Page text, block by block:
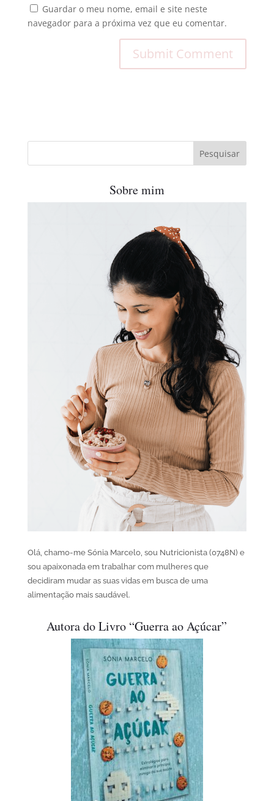
Guardar o meu nome, email e site neste
navegador para a próxima vez que eu comentar.
Sobre mim
Olá, chamo-me Sónia Marcelo, sou Nutricionista (0748N) e
sou apaixonada em trabalhar com mulheres que
decidiram mudar as suas vidas em busca de uma
alimentação mais saudável.
Autora do Livro “Guerra ao Açúcar”